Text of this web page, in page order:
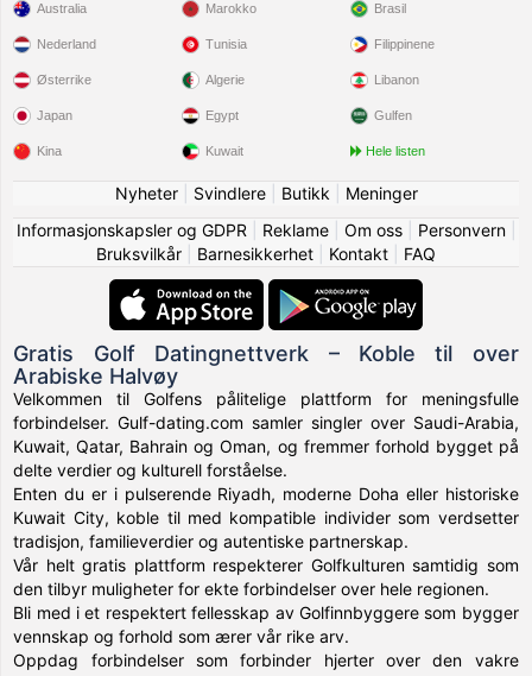
Australia
Nederland
Østerrike
Japan
Kina
Marokko
Tunisia
Algerie
Egypt
Kuwait
Brasil
Filippinene
Libanon
Gulfen
Hele listen
Nyheter| Svindlere| Butikk
Meninger
Informasjonskapsler og GDPR
Reklame| Om oss| Personvern|
Bruksvilkår
Barnesikkerhet Kontakt FAQ
Gratis Golf Datingnettverk – Koble til over
Arabiske Halvøy
Velkommen til Golfens pålitelige plattform for meningsfulle
forbindelser. Gulf-dating.com samler singler over Saudi-Arabia,
Kuwait, Qatar, Bahrain og Oman, og fremmer forhold bygget på
delte verdier og kulturell forståelse.
Enten du er i pulserende Riyadh, moderne Doha eller historiske
Kuwait City, koble til med kompatible individer som verdsetter
tradisjon, familieverdier og autentiske partnerskap.
Vår helt gratis plattform respekterer Golfkulturen samtidig som
den tilbyr muligheter for ekte forbindelser over hele regionen.
Bli med i et respektert fellesskap av Golfinnbyggere som bygger
vennskap og forhold som ærer vår rike arv.
Oppdag forbindelser som forbinder hjerter over den vakre